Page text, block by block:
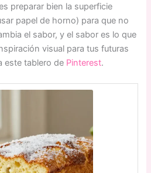
preparar bien la superficie
papel de horno) para que no
el sabor, y el sabor es lo que
visual para tus futuras
este tablero de Pinterest.